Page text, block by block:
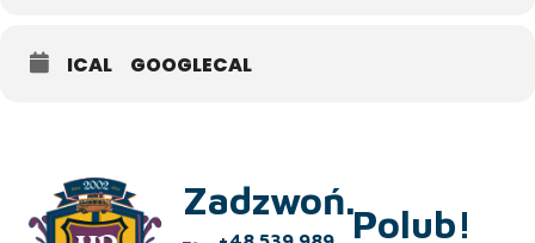
ICAL GOOGLECAL
Zadzwoń.
Polub!